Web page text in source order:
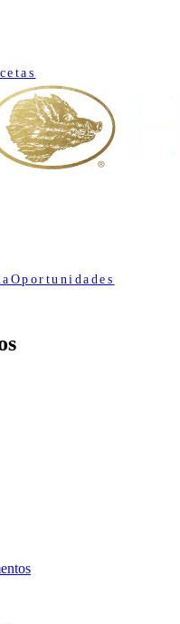
Oportunidades